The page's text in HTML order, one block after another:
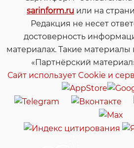
sarinform.ru или на
Редакция не несет
достоверность
материалах. Такие материалы
«Партнёрский
Сайт использует Cookie и